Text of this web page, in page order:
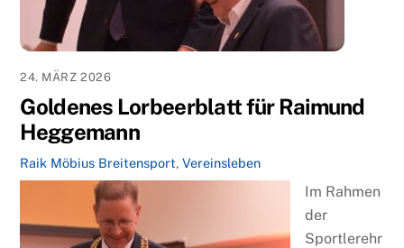
24. MÄRZ 2026
Goldenes Lorbeerblatt für Raimund
Heggemann
Raik Möbius Breitensport,Vereinsleben
Im Rahmen
der
Sportlerehr